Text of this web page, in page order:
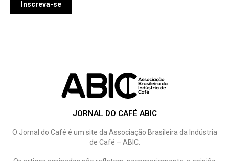
JORNAL DO CAFÉ ABIC
O Jornal do Café é um site da Associação Brasileira da Indústria
de Café – ABIC.